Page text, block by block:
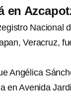
en
Nacional
Veracruz,
Angélica
en Avenida